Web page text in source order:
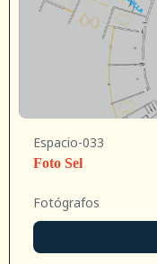
Espacio-033
Foto Sel
Fotógrafos